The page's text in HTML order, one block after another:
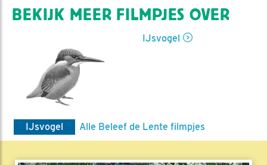
BEKIJK MEER FILMPJES OVER
IJsvogel
IJsvogel Alle Beleef de Lente filmpjes